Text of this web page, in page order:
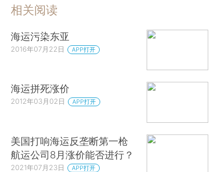
相关阅读
海运污染东亚
2016年07月22日 APP打开
海运拼死涨价
2012年03月02日 APP打开
美国打响海运反垄断第一枪
航运公司8月涨价能否进行？
2021年07月23日 APP打开